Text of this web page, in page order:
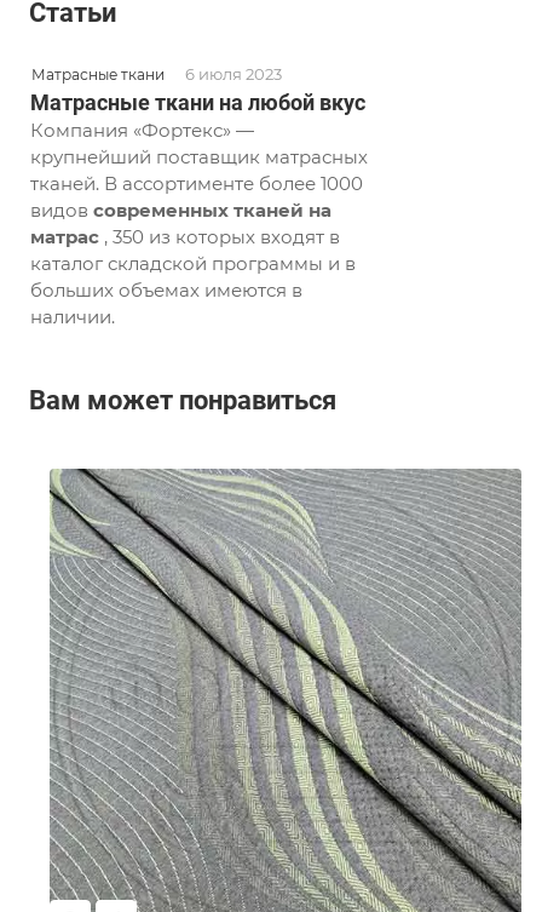
Статьи
Матрасные ткани 6 июля 2023
Матрасные ткани на любой вкус
Компания «Фортекс» —
крупнейший поставщик матрасных
тканей. В ассортименте более 1000
видов современных тканей на
матрас , 350 из которых входят в
каталог складской программы и в
больших объемах имеются в
наличии.
Вам может понравиться